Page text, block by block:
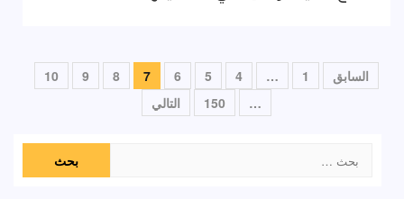
تعدد
السابق 1
…
4
5
6
7
8
9
10
…
150 التالي
عن: